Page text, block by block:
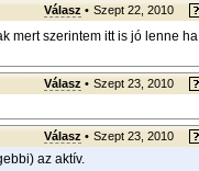
Válasz • Szept 22, 2010
mert szerintem itt is jó lenne ha
Válasz • Szept 23, 2010
Válasz • Szept 23, 2010
az aktív.